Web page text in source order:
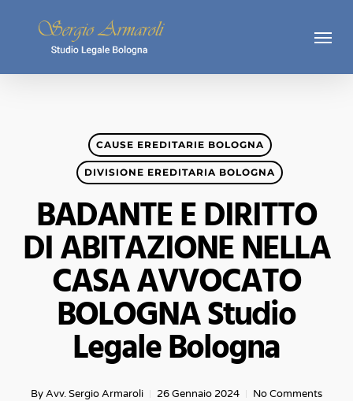
Menu
CAUSE EREDITARIE BOLOGNA
DIVISIONE EREDITARIA BOLOGNA
BADANTE E DIRITTO
DI ABITAZIONE NELLA
CASA AVVOCATO
BOLOGNA Studio
Legale Bologna
ByAvv. Sergio Armaroli 26 Gennaio 2024 No Comments